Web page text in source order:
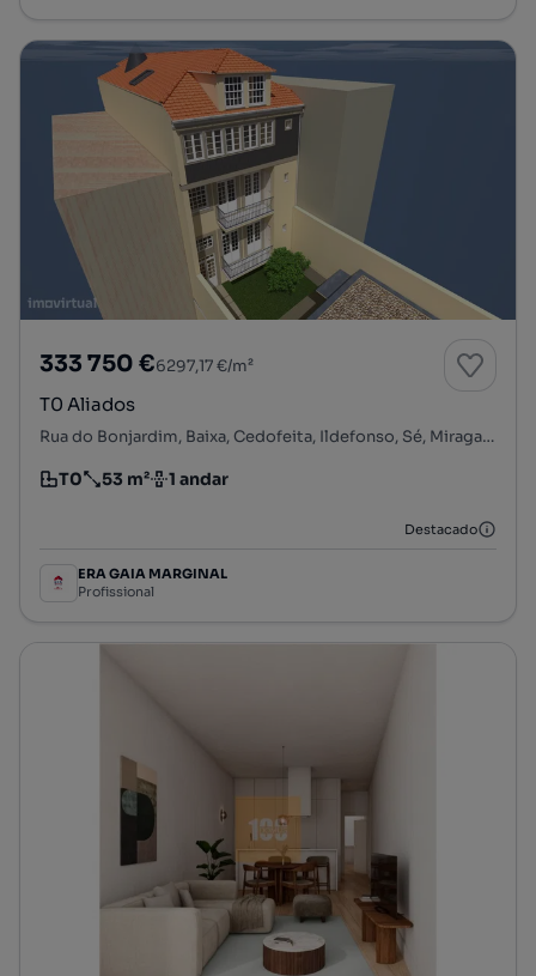
333 750 €6297,17 €/m²
T0 Aliados
Rua do Bonjardim, Baixa, Cedofeita, Ildefonso, Sé, Miragaia, Nicolau, Vitória, Porto, Porto
Tipologia
T0
Preço por metro quadrado
53 m²
Andar 1 andar
Destacado
ERA GAIA MARGINAL
Profissional